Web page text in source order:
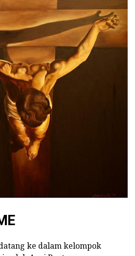
ke dalam kelompok